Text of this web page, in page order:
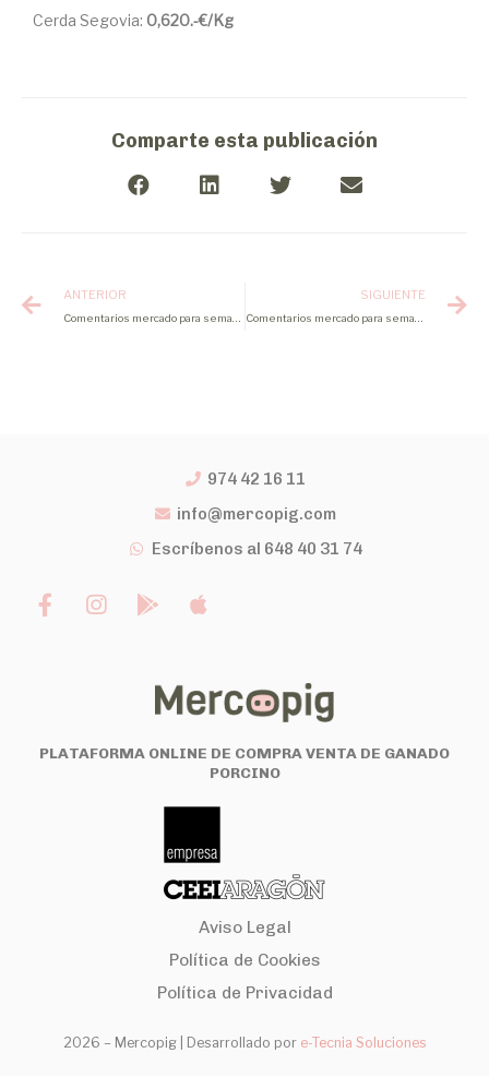
Cerda Segovia: 0,620.-€/Kg
Comparte esta publicación
ANTERIOR SIGUIENTE
974 42 16 11
info@mercopig.com
Escríbenos al 648 40 31 74
PLATAFORMA ONLINE DE COMPRA VENTA DE GANADO
PORCINO
Aviso Legal
Política de Cookies
Política de Privacidad
2026 – Mercopig | Desarrollado por e-Tecnia Soluciones